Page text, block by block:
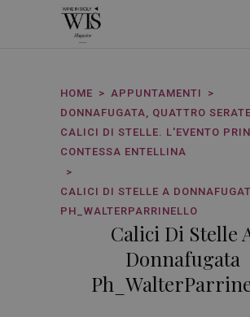
HOME
APPUNTAMENTI
DONNAFUGATA, QUATTRO
CALICI DI STELLE. L'EVENTO
CONTESSA ENTELLINA
CALICI DI STELLE A
PH_WALTERPARRINELLO
Calici Di Stelle
Donnafugata